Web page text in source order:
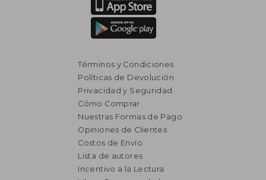
Términos y Condiciones
Políticas de Devolución
Privacidad y Seguridad
Cómo Comprar
Nuestras Formas de Pago
Opiniones de Clientes
Costos de Envío
Lista de autores
Incentivo a la Lectura